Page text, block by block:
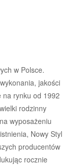
w Polsce.
jakości
na rynku od 1992
rodzinny
wyposażeniu
Nowy Styl
producentów
rocznie